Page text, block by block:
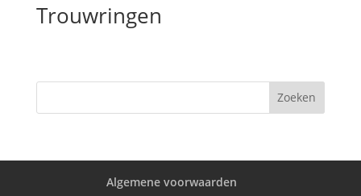
Trouwringen
Algemene voorwaarden